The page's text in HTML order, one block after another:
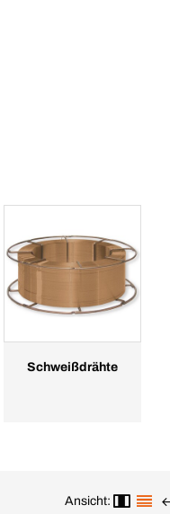
Schweißdrähte
Ansicht: